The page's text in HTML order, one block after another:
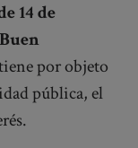
14 de
por objeto
pública, el